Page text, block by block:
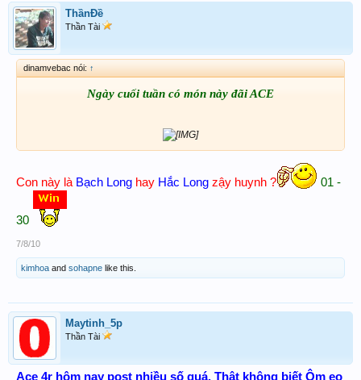
ThầnĐề
Thần Tài
dinamvebac nói: ↑
Ngày cuối tuần có món này đãi ACE
Con này là Bạch Long hay Hắc Long zậy huynh ? 01 -
30
7/8/10
kimhoa and sohapne like this.
Maytinh_5p
Thần Tài
Ace 4r hôm nay post nhiều số quá. Thật không biết Ôm eo